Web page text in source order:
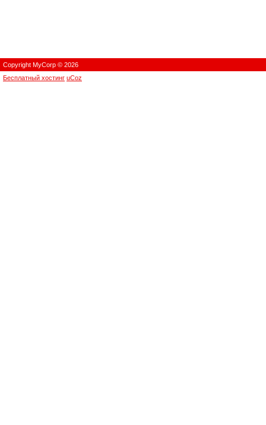
Copyright MyCorp © 2026
Бесплатный хостинг uCoz